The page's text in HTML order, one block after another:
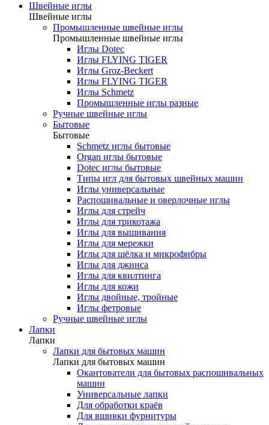
Швейные иглы
Швейные иглы
Промышленные швейные иглы
Промышленные швейные иглы
Иглы Dotec
Иглы FLYING TIGER
Иглы Groz-Beckert
Иглы FLYING TIGER
Иглы Schmetz
Промышленные иглы разные
Ручные швейные иглы
Бытовые
Бытовые
Schmetz иглы бытовые
Organ иглы бытовые
Dotec иглы бытовые
Типы игл для бытовых швейных машин
Иглы универсальные
Распошивальные и оверлочные иглы
Иглы для стрейч
Иглы для трикотажа
Иглы для вышивания
Иглы для мережки
Иглы для шёлка и микрофибры
Иглы для джинса
Иглы для квилтинга
Иглы для кожи
Иглы двойные, тройные
Иглы фетровые
Ручные швейные иглы
Лапки
Лапки
Лапки для бытовых машин
Лапки для бытовых машин
Окантователи для бытовых распошивальных
машин
Универсальные лапки
Для обработки краёв
Для вшивки фурнитуры